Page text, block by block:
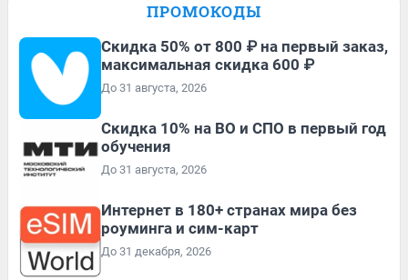
ПРОМОКОДЫ
Скидка 50% от 800 ₽ на первый заказ,
максимальная скидка 600 ₽
До 31 августа, 2026
Скидка 10% на ВО и СПО в первый год
обучения
До 31 августа, 2026
Интернет в 180+ странах мира без
роуминга и сим-карт
До 31 декабря, 2026